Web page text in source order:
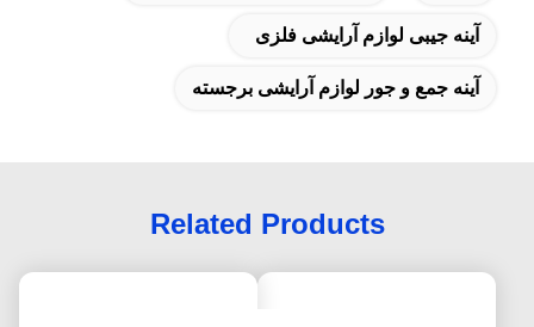
آینه جیبی لوازم آرایشی فلزی
آینه جمع و جور لوازم آرایشی برجسته
Related Products